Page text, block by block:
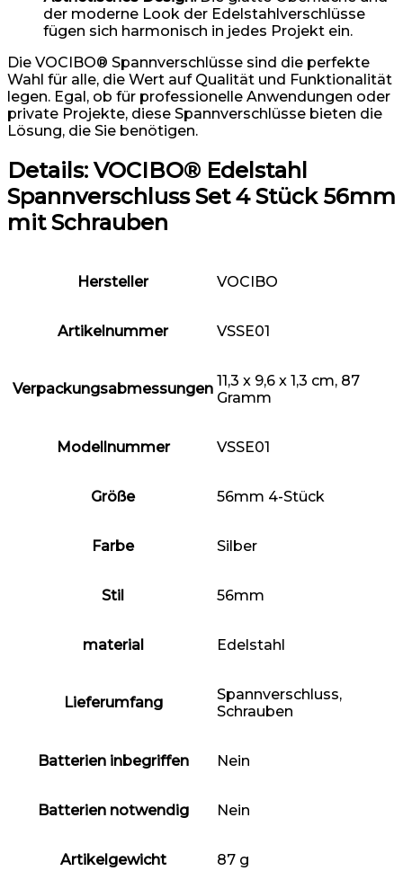
der moderne Look der Edelstahlverschlüsse
fügen sich harmonisch in jedes Projekt ein.
Die VOCIBO® Spannverschlüsse sind die perfekte
Wahl für alle, die Wert auf Qualität und Funktionalität
legen. Egal, ob für professionelle Anwendungen oder
private Projekte, diese Spannverschlüsse bieten die
Lösung, die Sie benötigen.
Details:VOCIBO® Edelstahl
Spannverschluss Set 4 Stück 56mm
mit Schrauben
Hersteller ‎VOCIBO
Artikelnummer ‎VSSE01
Verpackungsabmessungen ‎11,3 x 9,6 x 1,3 cm, 87
Gramm
Modellnummer ‎VSSE01
Größe ‎56mm 4-Stück
Farbe ‎Silber
Stil ‎56mm
material Edelstahl
Lieferumfang
‎Spannverschluss,
Schrauben
Batterien inbegriffen ‎Nein
Batterien notwendig ‎Nein
Artikelgewicht ‎87 g